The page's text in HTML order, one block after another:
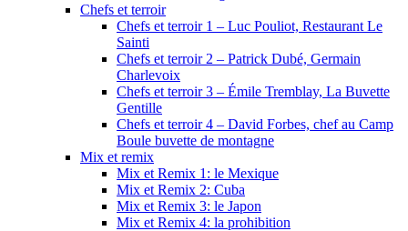
Chefs et terroir
Chefs et terroir 1 – Luc Pouliot, Restaurant Le
Sainti
Chefs et terroir 2 – Patrick Dubé, Germain
Charlevoix
Chefs et terroir 3 – Émile Tremblay, La Buvette
Gentille
Chefs et terroir 4 – David Forbes, chef au Camp
Boule buvette de montagne
Mix et remix
Mix et Remix 1: le Mexique
Mix et Remix 2: Cuba
Mix et Remix 3: le Japon
Mix et Remix 4: la prohibition